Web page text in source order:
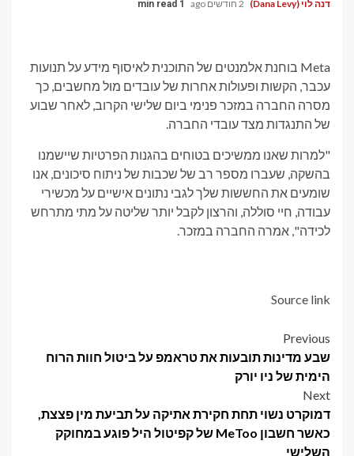
דנה לוי (Dana Levy) 2 חודשים ago 1 min read
Meta בוחנת אלמנטים של התוכנית לאיסוף מידע על תנועות
עכבר, הקשות ופעולות אחרות של עובדים מול מחשבים, כך
מסרה החברה במזכר פנימי ביום שלישי הקרוב, לאחר שבוע
של התנגדות מצד עובדי החברה.
"למרות שאנו ‌ממשיכים בטוחים בהגנות הפרטיות שיישמנו ⁠
בהשקה, שעברו מספר רב של שכבות של ניתוח סיכונים, אנו
שומעים את החששות שלך לגבי נתונים אישיים על מכשירי
עבודה, חיי סוללה, והרצון לקבל יותר שליטה על מתי מתרחש
לכידה", אמרה החברה במזכר.
Source link
Post
navigation
Previous
שבע מדינות תובעות את טראמפ על ביטול חוות הרוח
הימית של ניו יורק
Next
דמוקרט נשוי תחת חקירת אתיקה על תביעת מין פצצת,
כאשר חשבון MeToo של קפיטול היל פוגע במחוקק
השלישי